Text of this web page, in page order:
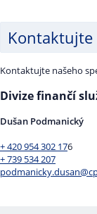
Kontaktujte
Kontaktujte našeho
Divize finančí
Dušan Podmanický
+ 420 954 302 176
+ 739 534 207